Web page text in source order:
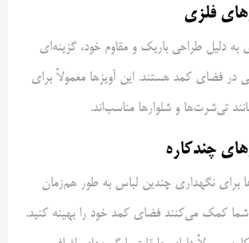
دلیل طراحی باریک و مقاوم خود، گزینه‌ای
در فضای کمد هستند. این آویزها معمولاً برای
تی‌شرت‌ها و شلوارها مناسب‌اند.
برای نگهداری چندین لباس به طور هم‌زمان
کمک می‌کنند فضای کمد خود را بهینه کنید.